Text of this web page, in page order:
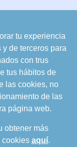
tu experiencia
de terceros para
con trus
tus hábitos de
las cookies, no
de las
página web.
obtener más
cookies aquí.